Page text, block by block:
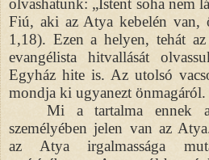
olvashatunk: „Istent soha nem
Fiú, aki az Atya kebelén van,
1,18). Ezen a helyen, tehát az
evangélista hitvallását
Egyház hite is. Az utolsó
mondja ki ugyanezt önmagáról.
Mi a tartalma ennek a
személyében jelen van az
az Atya irgalmassága